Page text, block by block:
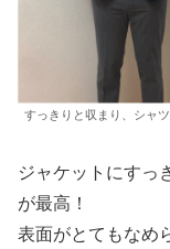
すっきりと収まり、シャ
ジャケットにすっ
が最高！
表面がとてもなめ